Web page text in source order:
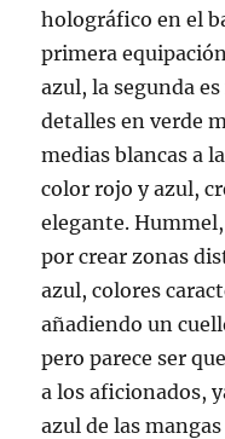
holográfico en el
primera
azul, la segunda
detalles en verde
medias blancas a
color rojo y azul,
elegante.
por crear zonas
azul, colores
añadiendo un
pero parece ser
a los aficionados,
azul de las